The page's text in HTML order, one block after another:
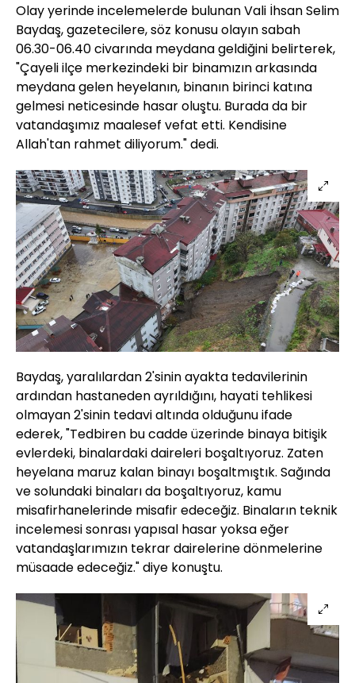
Olay yerinde incelemelerde bulunan Vali İhsan Selim
Baydaş, gazetecilere, söz konusu olayın sabah
06.30-06.40 civarında meydana geldiğini belirterek,
"Çayeli ilçe merkezindeki bir binamızın arkasında
meydana gelen heyelanın, binanın birinci katına
gelmesi neticesinde hasar oluştu. Burada da bir
vatandaşımız maalesef vefat etti. Kendisine
Allah'tan rahmet diliyorum." dedi.
Baydaş, yaralılardan 2'sinin ayakta tedavilerinin
ardından hastaneden ayrıldığını, hayati tehlikesi
olmayan 2'sinin tedavi altında olduğunu ifade
ederek, "Tedbiren bu cadde üzerinde binaya bitişik
evlerdeki, binalardaki daireleri boşaltıyoruz. Zaten
heyelana maruz kalan binayı boşaltmıştık. Sağında
ve solundaki binaları da boşaltıyoruz, kamu
misafirhanelerinde misafir edeceğiz. Binaların teknik
incelemesi sonrası yapısal hasar yoksa eğer
vatandaşlarımızın tekrar dairelerine dönmelerine
müsaade edeceğiz." diye konuştu.